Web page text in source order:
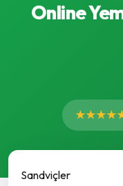
Online
Sandviçler